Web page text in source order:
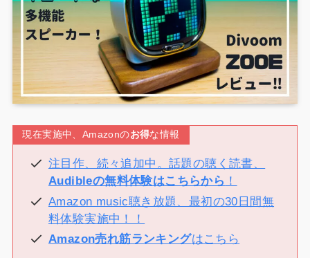
現在実施中、Amazonのお得な情報
注目作、続々追加中。話題の聴く読書、
Audibleの無料体験はこちらから ！
Amazon music聴き放題、最初の30日間無
料体験実施中！！
Amazon売れ筋ランキングはこちら